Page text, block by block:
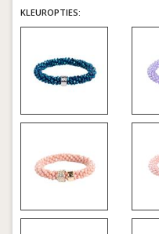
KLEUROPTIES: